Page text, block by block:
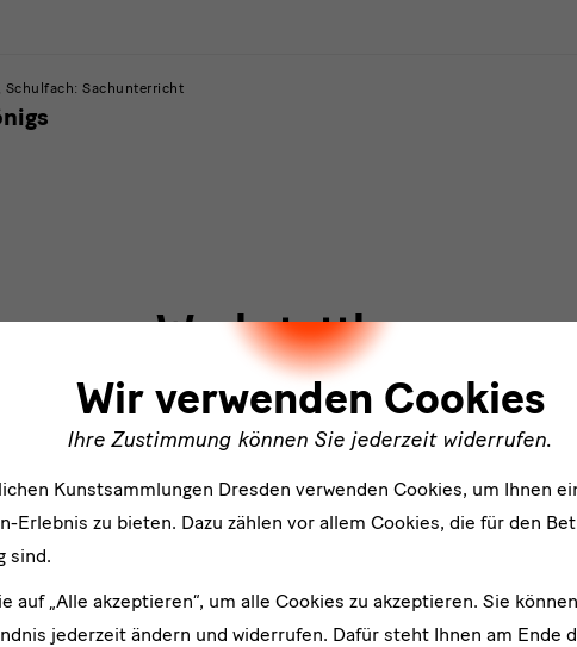
Schulfach: Sachunterricht
Werkstattkurse
in engem Bezug zu Kunstwerken in
90 Minuten
Keine Vermittlungsangebote gefunden
Wir verwenden Cookies
Ihre Zustimmung können Sie jederzeit widerrufen.
Kunstsammlungen Dresden verwenden Cookies, um Ihnen
Erlebnis zu bieten. Dazu zählen vor allem Cookies, die für den
sind.
auf „Alle akzeptieren“, um alle Cookies zu akzeptieren. Sie
jederzeit ändern und widerrufen. Dafür steht Ihnen am Ende